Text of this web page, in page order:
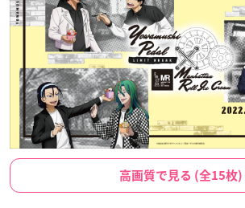
高画質で見る (全15枚)